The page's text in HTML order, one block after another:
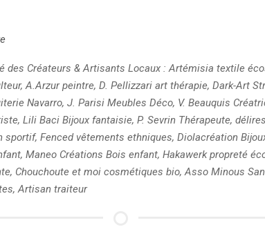
des Créateurs & Artisants Locaux : Artémisia textile
A.Arzur peintre, D. Pellizzari art thérapie, Dark-Art
Navarro, J. Parisi Meubles Déco, V. Beauquis
Lili Baci Bijoux fantaisie, P. Sevrin Thérapeute,
Fenced vêtements ethniques, Diolacréation
Maneo Créations Bois enfant, Hakawerk propreté
Chouchoute et moi cosmétiques bio, Asso Minous
Artisan traiteur